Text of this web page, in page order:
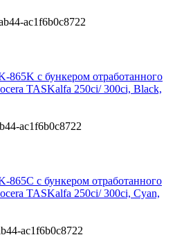
ac1f6b0c8722
с бункером отработанного
TASKalfa 250ci/ 300ci, Black,
ac1f6b0c8722
с бункером отработанного
TASKalfa 250ci/ 300ci, Cyan,
ac1f6b0c8722